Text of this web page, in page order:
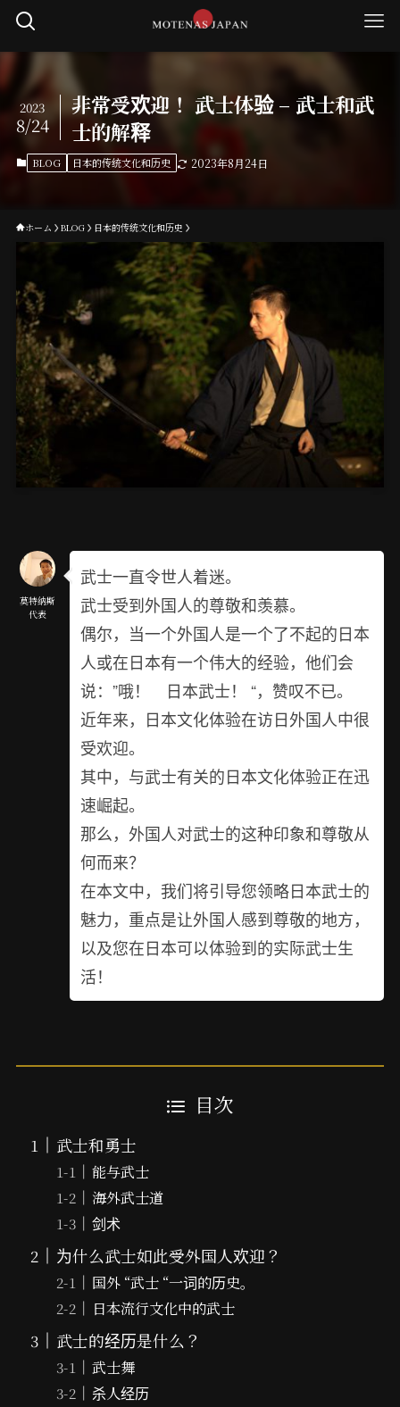
非常受欢迎！ 武士体验 – 武士和武
士的解释
2023
8/24
BLOG 日本的传统文化和历史 2023年8月24日
ホーム BLOG 日本的传统文化和历史
莫特纳斯
代表
武士一直令世人着迷。
武士受到外国人的尊敬和羡慕。
偶尔，当一个外国人是一个了不起的日本
人或在日本有一个伟大的经验，他们会
说：”哦！ 日本武士！ “，赞叹不已。
近年来，日本文化体验在访日外国人中很
受欢迎。
其中，与武士有关的日本文化体验正在迅
速崛起。
那么，外国人对武士的这种印象和尊敬从
何而来？
在本文中，我们将引导您领略日本武士的
魅力，重点是让外国人感到尊敬的地方，
以及您在日本可以体验到的实际武士生
活！
目次
武士和勇士
能与武士
海外武士道
剑术
为什么武士如此受外国人欢迎？
国外 “武士 “一词的历史。
日本流行文化中的武士
武士的经历是什么？
武士舞
杀人经历